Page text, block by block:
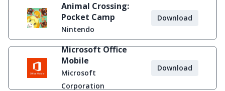
Animal Crossing:
Pocket Camp
Nintendo
Download
Microsoft Office
Mobile
Microsoft
Corporation
Download